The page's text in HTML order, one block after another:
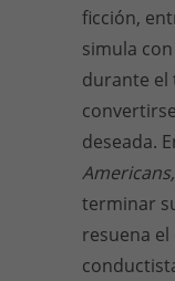
ficción,
simula
durante el
deseada.
Americans,
terminar
resuena